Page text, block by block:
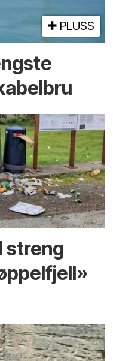
PLUSS
streng